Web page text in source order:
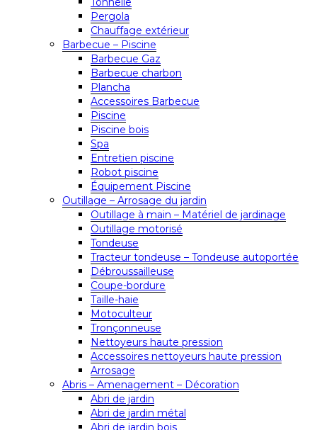
Pergola
Chauffage extérieur
Barbecue – Piscine
Barbecue Gaz
Barbecue charbon
Plancha
Accessoires Barbecue
Piscine
Piscine bois
Spa
Entretien piscine
Robot piscine
Équipement Piscine
Outillage – Arrosage du jardin
Outillage à main – Matériel de jardinage
Outillage motorisé
Tondeuse
Tracteur tondeuse – Tondeuse autoportée
Débroussailleuse
Coupe-bordure
Taille-haie
Motoculteur
Tronçonneuse
Nettoyeurs haute pression
Accessoires nettoyeurs haute pression
Arrosage
Abris – Amenagement – Décoration
Abri de jardin
Abri de jardin métal
Abri de jardin bois